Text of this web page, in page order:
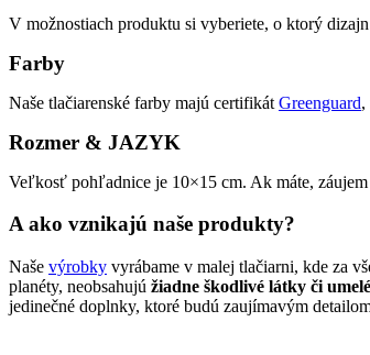
V možnostiach produktu si vyberiete, o ktorý
Farby
Naše tlačiarenské farby majú certifikát Greenguard,
Rozmer & JAZYK
Veľkosť pohľadnice je 10×15 cm. Ak máte,
A ako vznikajú naše produkty?
Naše výrobky vyrábame v malej tlačiarni, kde za
planéty, neobsahujú žiadne škodlivé látky či
jedinečné doplnky, ktoré budú zaujímavým